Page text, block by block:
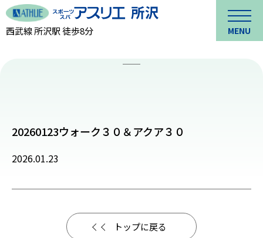
西武線 所沢駅 徒歩8分 MENU
20260123ウォーク３０＆アクア３０
2026.01.23
トップに戻る